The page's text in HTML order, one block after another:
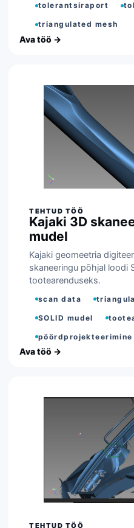
tolerantsiraport
triangulated mesh
Kajaki 3D
mudel
Kajaki geomeetria
skaneeringu põhjal loodi
tootearenduseks.
scan data
SOLID mudel
pöördprojekteerimine